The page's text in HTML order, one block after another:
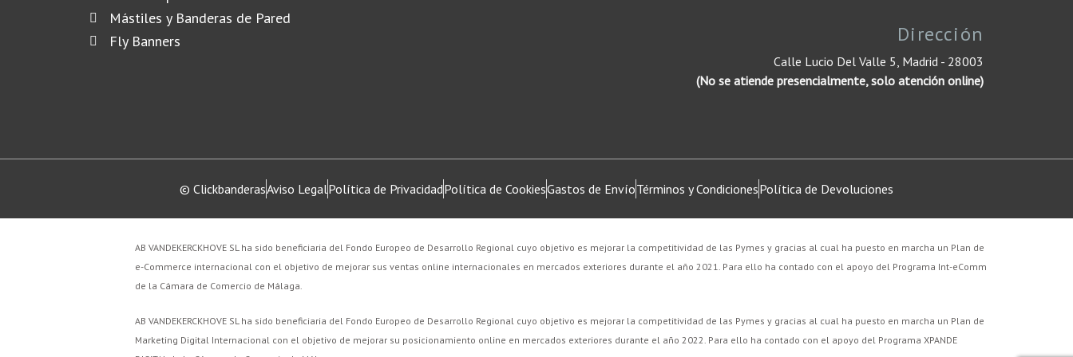
Mástiles y Banderas de Pared
Fly Banners
Dirección
Calle Lucio Del Valle 5, Madrid - 28003
(No se atiende presencialmente, solo atención online)
© ClickbanderasAviso LegalPolítica de PrivacidadPolítica de CookiesGastos de EnvíoTérminos y CondicionesPolítica de Devoluciones
AB VANDEKERCKHOVE SL ha sido beneficiaria del Fondo Europeo de Desarrollo Regional cuyo objetivo es mejorar la competitividad de las Pymes y gracias al cual ha puesto en marcha un Plan de
e-Commerce internacional con el objetivo de mejorar sus ventas online internacionales en mercados exteriores durante el año 2021. Para ello ha contado con el apoyo del Programa Int-eComm
de la Cámara de Comercio de Málaga.
AB VANDEKERCKHOVE SL ha sido beneficiaria del Fondo Europeo de Desarrollo Regional cuyo objetivo es mejorar la competitividad de las Pymes y gracias al cual ha puesto en marcha un Plan de
Marketing Digital Internacional con el objetivo de mejorar su posicionamiento online en mercados exteriores durante el año 2022. Para ello ha contado con el apoyo del Programa XPANDE